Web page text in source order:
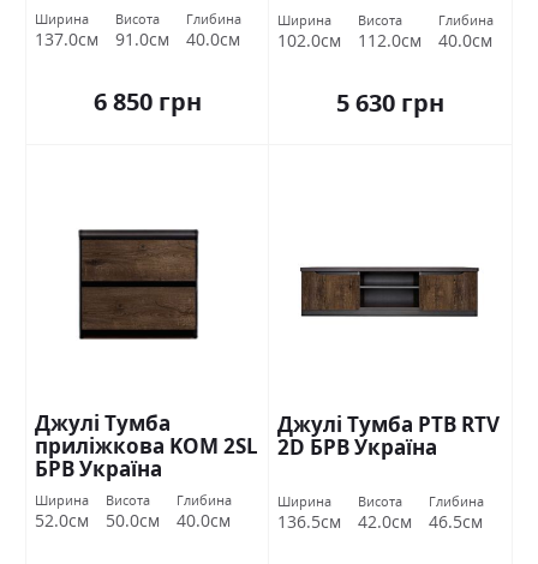
Ширина
137.0см
Висота
91.0см
Глибина
40.0см
6 850 грн
Ширина
102.0см
Висота
112.0см
Глибина
40.0см
5 630 грн
Джулі Тумба
приліжкова KOM 2SL
БРВ Україна
Ширина
52.0см
Висота
50.0см
Глибина
40.0см
Джулі Тумба РТВ RTV
2D БРВ Україна
Ширина
136.5см
Висота
42.0см
Глибина
46.5см